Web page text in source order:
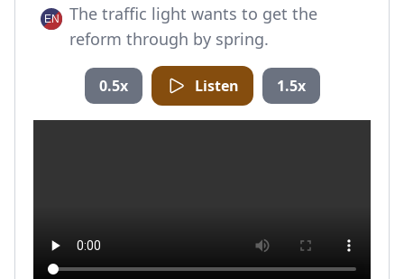
The traffic light wants to get the
reform through by spring.
0.5x Listen 1.5x